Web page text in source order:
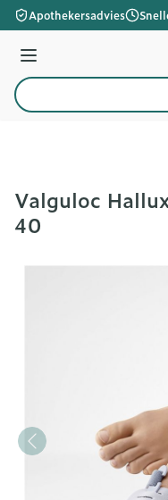
Ga naar de inhoud
Apothekersadvies
Menu
Product, merk,
Valguloc
40